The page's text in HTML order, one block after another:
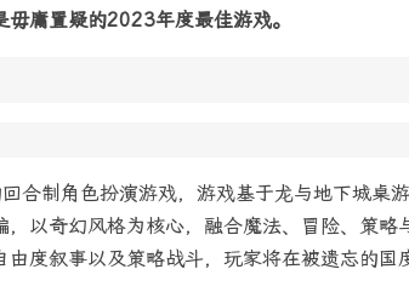
庸置疑的2023年度最佳游戏。
合制角色扮演游戏，游戏基于龙与地下城桌
以奇幻风格为核心，融合魔法、冒险、策略
度叙事以及策略战斗，玩家将在被遗忘的国